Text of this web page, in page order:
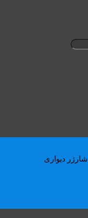
شارژر دیواری